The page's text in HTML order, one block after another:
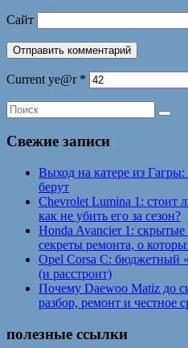
Сайт
Current ye@r *
Свежие записи
Выход на катере из
берут
Chevrolet Lumina 1: стоит
как не убить его за сезон?
Honda Avancier 1: скрытые
секреты ремонта, о
Opel Corsa C: бюджетный
(и расстроит)
Почему Daewoo Matiz до
разбор, ремонт и честное
полезные ссылки